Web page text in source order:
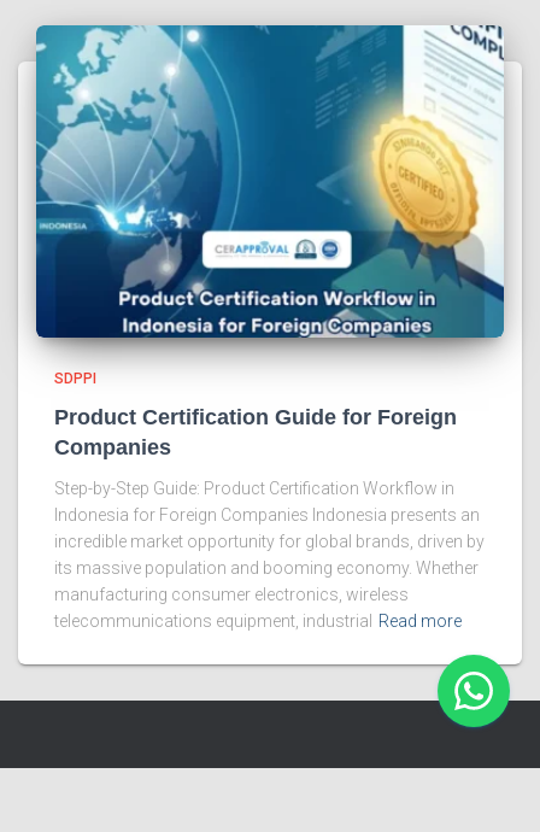
SDPPI
Product Certification Guide for Foreign
Companies
Step-by-Step Guide: Product Certification Workflow in
Indonesia for Foreign Companies Indonesia presents an
incredible market opportunity for global brands, driven by
its massive population and booming economy. Whether
manufacturing consumer electronics, wireless
telecommunications equipment, industrial
Read more